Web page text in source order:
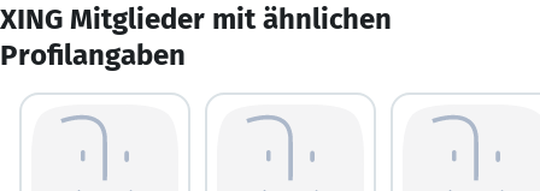
XING Mitglieder mit ähnlichen
Profilangaben